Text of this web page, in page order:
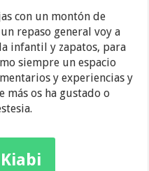
con un montón de
repaso general voy a
infantil y zapatos, para
siempre un espacio
y experiencias y
más os ha gustado o